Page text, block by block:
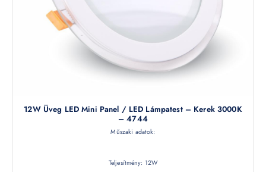
12W Üveg LED Mini Panel / LED Lámpatest – Kerek 3000K
– 4744
Műszaki adatok:
Teljesítmény: 12W